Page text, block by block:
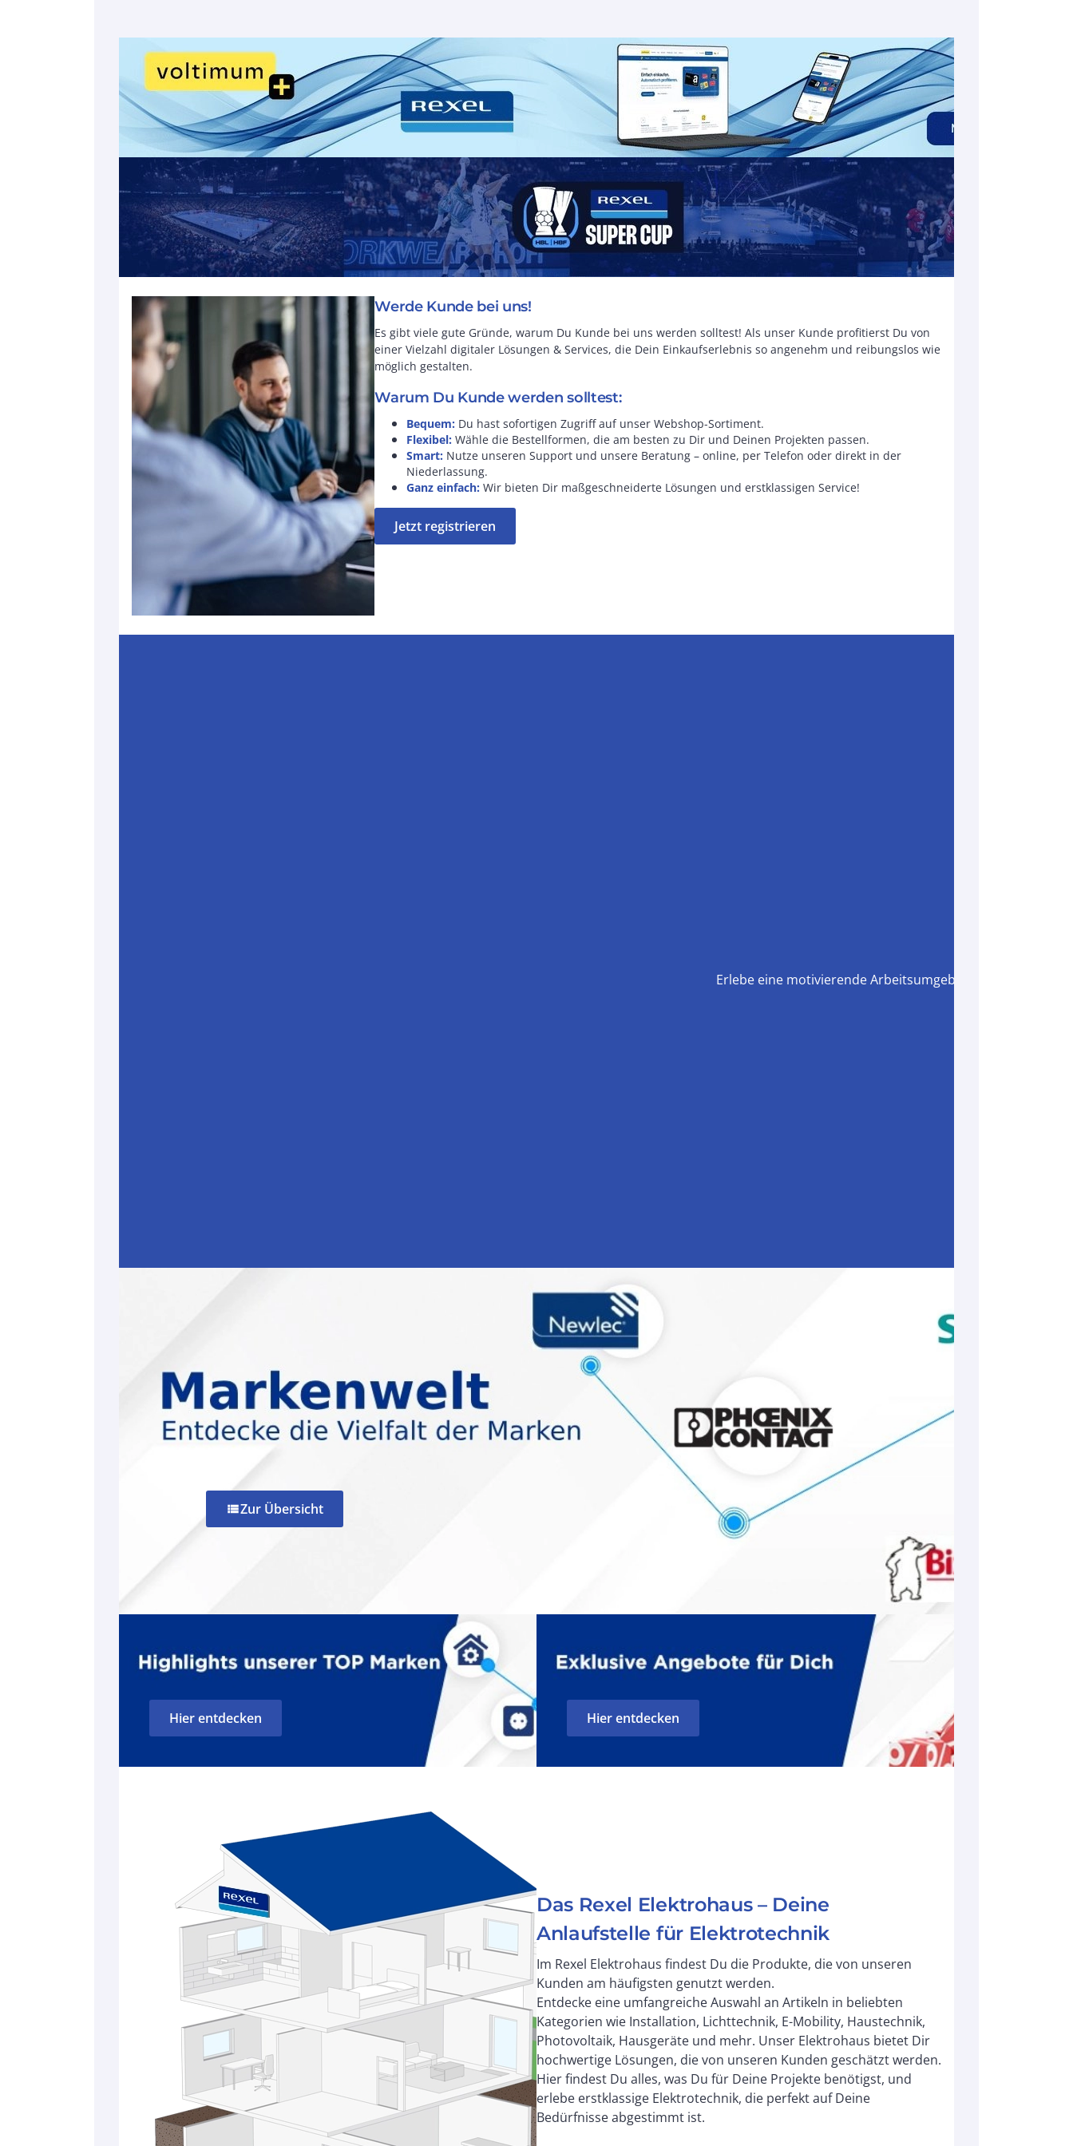
Werde Kunde bei uns!
Es gibt viele gute Gründe, warum Du Kunde bei uns werden solltest! Als unser Kunde profitierst Du von
einer Vielzahl digitaler Lösungen & Services, die Dein Einkaufserlebnis so angenehm und reibungslos wie
möglich gestalten.
Warum Du Kunde werden solltest:
Bequem: Du hast sofortigen Zugriff auf unser Webshop-Sortiment.
Flexibel: Wähle die Bestellformen, die am besten zu Dir und Deinen Projekten passen.
Smart: Nutze unseren Support und unsere Beratung – online, per Telefon oder direkt in der
Niederlassung.
Ganz einfach:Wir bieten Dir maßgeschneiderte Lösungen und erstklassigen Service!
Jetzt registrieren
Erlebe eine motivierende Arbeitsumgebung, in der
view_listZur Übersicht
Hier entdecken Hier entdecken
Das Rexel Elektrohaus – Deine
Anlaufstelle für Elektrotechnik
Im Rexel Elektrohaus findest Du die Produkte, die von unseren
Kunden am häufigsten genutzt werden.
Entdecke eine umfangreiche Auswahl an Artikeln in beliebten
Kategorien wie Installation, Lichttechnik, E-Mobility, Haustechnik,
Photovoltaik, Hausgeräte und mehr. Unser Elektrohaus bietet Dir
hochwertige Lösungen, die von unseren Kunden geschätzt werden.
Hier findest Du alles, was Du für Deine Projekte benötigst, und
erlebe erstklassige Elektrotechnik, die perfekt auf Deine
Bedürfnisse abgestimmt ist.